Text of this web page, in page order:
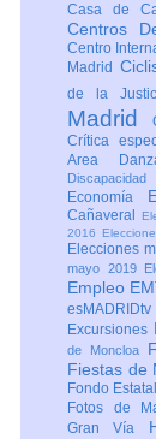
Casa de
Centros
Centro
Madrid
de la
Madrid
Crítica
Area
Discapacidad
Economía
Cañaveral
2016
Elecciones
mayo 2019
Empleo
Excursiones
de Moncloa
Fiestas de
Fondo
Fotos de
Gran Vía